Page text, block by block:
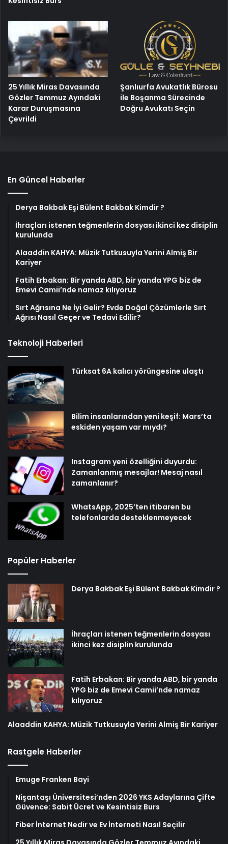
25 Yıllık Miras Davasında
Gözler Temmuz Ayındaki
Karar Duruşmasına
Çevrildi
Şanlıurfa Avukatlık Bürosu
ile Boşanma Sürecinde
Doğru Avukatı Seçin
En Güncel Haberler
Derya Bakbak Eşi Bülent Bakbak Kimdir ?
İhraçları istenen teğmenlerin dosyası ikinci kez disiplin
kurulunda
Alaaddin KAHYA: Müzik Tutkusuyla Yerini Almiş Bir
Kariyer
Fatih Erbakan: Bir yanda ABD, bir yanda YPG biz de
Emevi Camii’nde namaz kılıyoruz
Sırt Ağrısına Ne İyi Gelir? Evde Doğal Çözümlerle Sırt
Ağrısı Nasıl Geçer ve Tedavi Edilir?
Teknoloji Haberleri
Türksat 6A kalıcı yörüngesine ulaştı
Bilim insanlarından yeni keşif: Mars’ta
eskiden yaşam var mıydı?
Instagram yeni özelliğini duyurdu:
Zamanlanmış mesajlar! Mesaj nasıl
zamanlanır?
WhatsApp, 2025’ten itibaren bu
telefonlarda desteklenmeyecek
Popüler Haberler
Derya Bakbak Eşi Bülent Bakbak Kimdir ?
İhraçları istenen teğmenlerin dosyası
ikinci kez disiplin kurulunda
Fatih Erbakan: Bir yanda ABD, bir yanda
YPG biz de Emevi Camii’nde namaz
kılıyoruz
Alaaddin KAHYA: Müzik Tutkusuyla Yerini Almiş Bir Kariyer
Rastgele Haberler
Emuge Franken Bayi
Nişantaşı Üniversitesi’nden 2026 YKS Adaylarına Çifte
Güvence: Sabit Ücret ve Kesintisiz Burs
Fiber İnternet Nedir ve Ev İnterneti Nasıl Seçilir